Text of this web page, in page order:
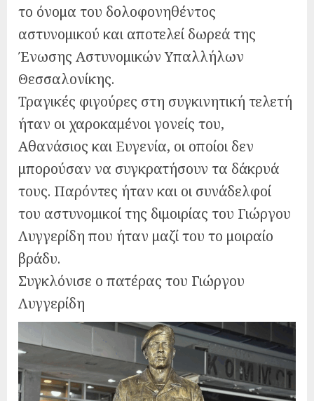
το όνομα του δολοφονηθέντος
αστυνομικού και αποτελεί δωρεά της
Ένωσης Αστυνομικών Υπαλλήλων
Θεσσαλονίκης.
Τραγικές φιγούρες στη συγκινητική τελετή
ήταν οι χαροκαμένοι γονείς του,
Αθανάσιος και Ευγενία, οι οποίοι δεν
μπορούσαν να συγκρατήσουν τα δάκρυά
τους. Παρόντες ήταν και οι συνάδελφοί
του αστυνομικοί της διμοιρίας του Γιώργου
Λυγγερίδη που ήταν μαζί του το μοιραίο
βράδυ.
Συγκλόνισε ο πατέρας του Γιώργου
Λυγγερίδη